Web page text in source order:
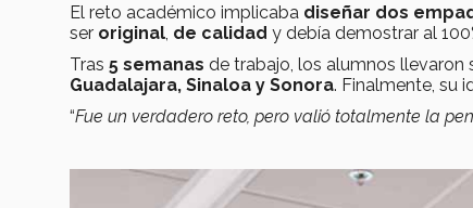
El reto académico implicaba diseñar dos
ser original de calidad y debía demostrar al
Tras 5 semanas de trabajo, los alumnos llevaron
Guadalajara, Sinaloa y Sonora. Finalmente, su
“Fue un verdadero reto, pero valió totalmente la